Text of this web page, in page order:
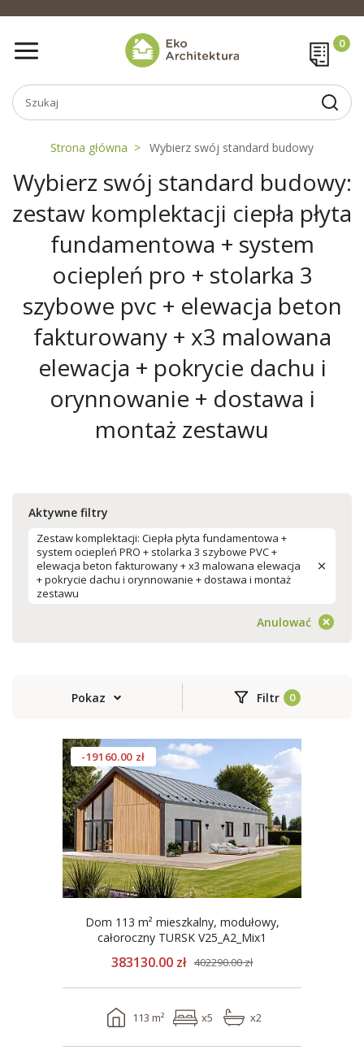
Strona główna Wybierz swój standard budowy
Wybierz swój standard budowy:
zestaw komplektacji ciepła płyta
fundamentowa + system
ociepleń pro + stolarka 3
szybowe pvc + elewacja beton
fakturowany + x3 malowana
elewacja + pokrycie dachu i
orynnowanie + dostawa i
montaż zestawu
Aktywne filtry
Zestaw komplektacji: Ciepła płyta fundamentowa +
system ociepleń PRO + stolarka 3 szybowe PVC +
elewacja beton fakturowany + x3 malowana elewacja
+ pokrycie dachu i orynnowanie + dostawa i montaż
zestawu
Anulować
Pokaz Filtr
-19160.00 zł
Dom 113 m² mieszkalny, modułowy,
całoroczny TURSK V25_A2_Mix1
383130.00 zł 402290.00 zł
113 m² x5 x2